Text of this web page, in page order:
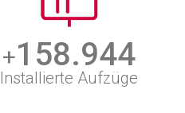
+159.000
Installierte Aufzüge